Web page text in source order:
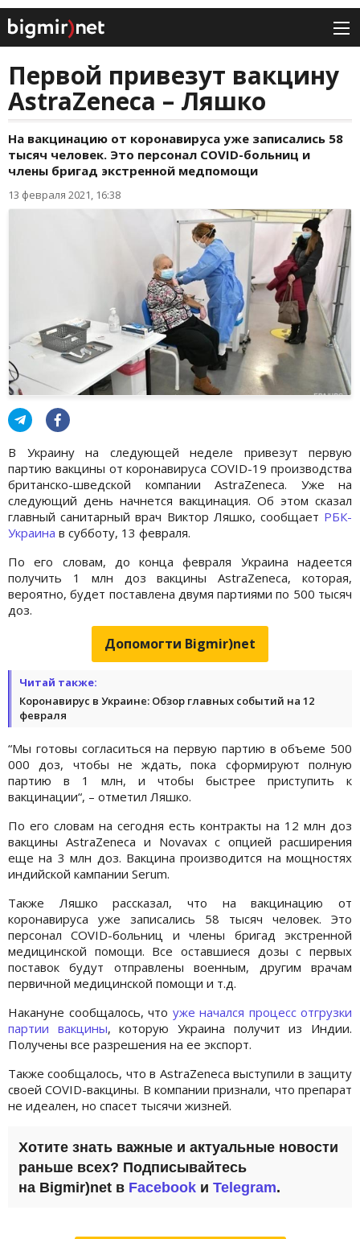
Первой привезут вакцину
AstraZeneca – Ляшко
На вакцинацию от коронавируса уже записались 58
тысяч человек. Это персонал COVID-больниц и
члены бригад экстренной медпомощи
13 февраля 2021, 16:38
В Украину на следующей неделе привезут первую
партию вакцины от коронавируса COVID-19 производства
британско-шведской компании AstraZeneca. Уже на
следующий день начнется вакцинация. Об этом сказал
главный санитарный врач Виктор Ляшко, сообщает РБК-
Украина в субботу, 13 февраля.
По его словам, до конца февраля Украина надеется
получить 1 млн доз вакцины AstraZeneca, которая,
вероятно, будет поставлена двумя партиями по 500 тысяч
доз.
Допомогти Bigmir)net
Читай также:
Коронавирус в Украине: Обзор главных событий на 12
февраля
“Мы готовы согласиться на первую партию в объеме 500
000 доз, чтобы не ждать, пока сформируют полную
партию в 1 млн, и чтобы быстрее приступить к
вакцинации“, – отметил Ляшко.
По его словам на сегодня есть контракты на 12 млн доз
вакцины AstraZeneca и Novavax с опцией расширения
еще на 3 млн доз. Вакцина производится на мощностях
индийской кампании Serum.
Также Ляшко рассказал, что на вакцинацию от
коронавируса уже записались 58 тысяч человек. Это
персонал COVID-больниц и члены бригад экстренной
медицинской помощи. Все оставшиеся дозы с первых
поставок будут отправлены военным, другим врачам
первичной медицинской помощи и т.д.
Накануне сообщалось, что уже начался процесс отгрузки
партии вакцины, которую Украина получит из Индии.
Получены все разрешения на ее экспорт.
Также сообщалось, что в AstraZeneca выступили в защиту
своей COVID-вакцины. В компании признали, что препарат
не идеален, но спасет тысячи жизней.
Хотите знать важные и актуальные новости
раньше всех? Подписывайтесь
на Bigmir)net в Facebook и Telegram.